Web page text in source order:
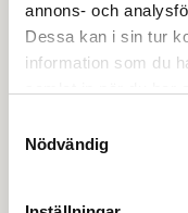
annons- och
Dessa kan i sin tur
information som du
Nödvändig